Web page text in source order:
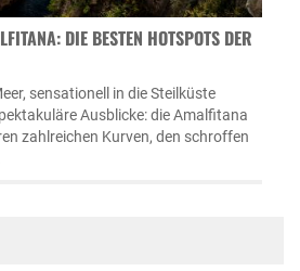
DIE BESTEN HOTSPOTS DER A
sensationell in die Steilküste
Ausblicke: die Amalfitana
zahlreichen Kurven, den schroffen